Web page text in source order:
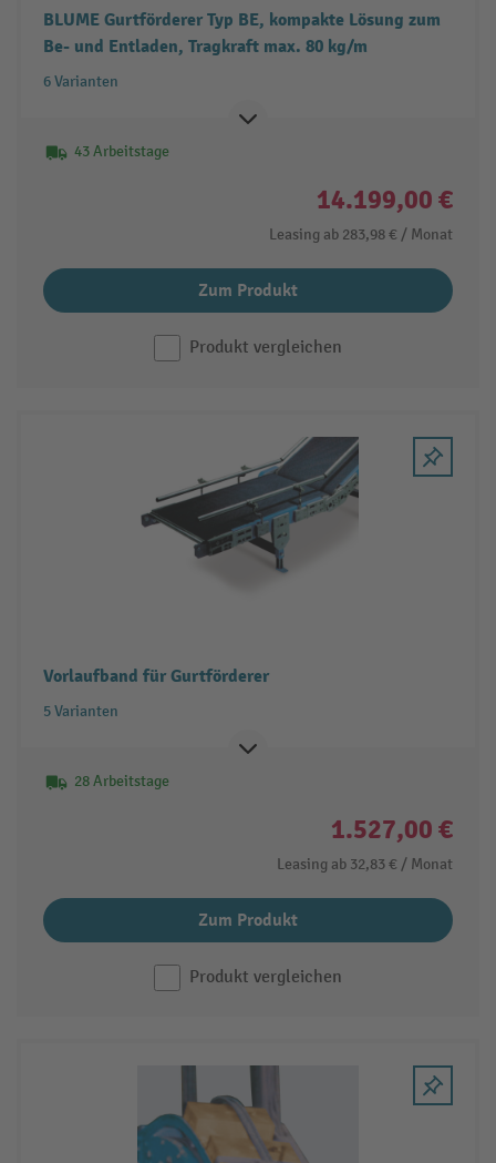
BLUME Gurtförderer Typ BE, kompakte Lösung zum
Be- und Entladen, Tragkraft max. 80 kg/m
6 Varianten
43 Arbeitstage
14.199,00 €
Leasing ab 283,98 € / Monat
Zum Produkt
Produkt vergleichen
Vorlaufband für Gurtförderer
5 Varianten
28 Arbeitstage
1.527,00 €
Leasing ab 32,83 € / Monat
Zum Produkt
Produkt vergleichen